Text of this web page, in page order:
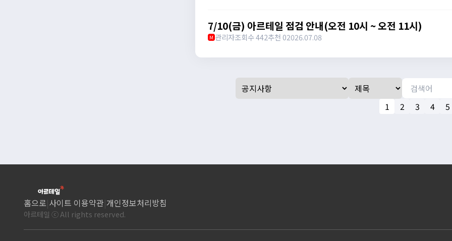
7/10(금) 아르테일 점검 안내(오전 10시 ~ 오전 11시)
M 관리자조회수 442추천 02026.07.08
1 2 3 4 5
홈으로 사이트 이용약관 개인정보처리방침
아르테일 ⓒ All rights reserved.